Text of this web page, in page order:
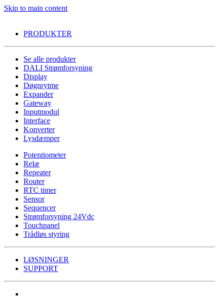
Skip to main content
PRODUKTER
Se alle produkter
DALI Strømforsyning
Display
Døgnrytme
Expander
Gateway
Inputmodul
Interface
Konverter
Lysdæmper
Potentiometer
Relæ
Repeater
Router
RTC timer
Sensor
Sequencer
Strømforsyning 24Vdc
Touchpanel
Trådløs styring
LØSNINGER
SUPPORT